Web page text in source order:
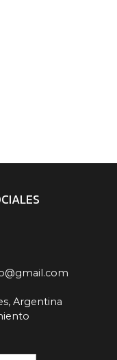
Argentina